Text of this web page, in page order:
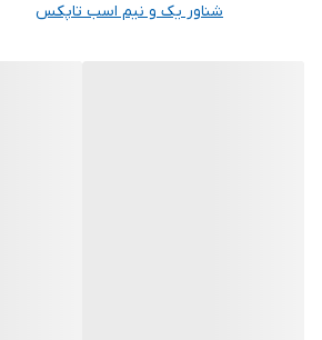
شناور یک و نیم اسب تاپکس